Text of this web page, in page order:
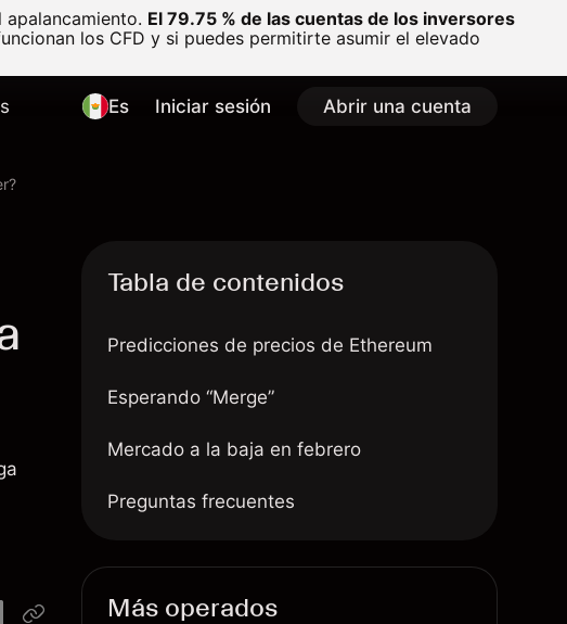
El 79.75 % de las cuentas de los inversores
los CFD y si puedes permitirte asumir el elevado
Es Iniciar sesión Abrir una cuenta
Tabla de contenidos
Predicciones de precios de Ethereum
Esperando “Merge”
Mercado a la baja en febrero
Preguntas frecuentes
Más operados